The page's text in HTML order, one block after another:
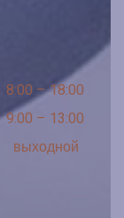
8:00 – 18:00
9:00 – 13:00
выходной